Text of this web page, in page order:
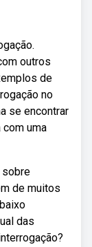
outros
de
no
se encontrar
uma
de muitos
das